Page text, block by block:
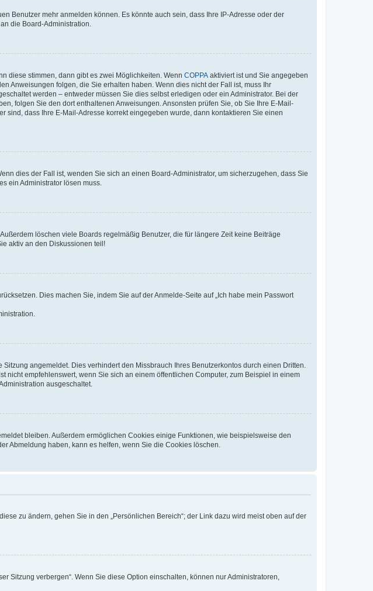
Benutzer mehr anmelden können. Es könnte auch sein, dass Ihre IP-Adresse oder der
die Board-Administration.
diese stimmen, dann gibt es zwei Möglichkeiten. Wenn COPPA aktiviert ist und Sie angegeben
Anweisungen folgen, die Sie erhalten haben. Wenn dies nicht der Fall ist, muss Ihr
werden – entweder müssen Sie dies selbst erledigen oder ein Administrator. Bei der
folgen Sie den dort enthaltenen Anweisungen. Ansonsten prüfen Sie, ob Sie Ihre E-Mail-
dass Ihre E-Mail-Adresse korrekt eingegeben wurde, dann kontaktieren Sie einen
dies der Fall ist, wenden Sie sich an einen Board-Administrator, um sicherzugehen, dass Sie
ein Administrator lösen muss.
löschen viele Boards regelmäßig Benutzer, die für längere Zeit keine Beiträge
aktiv an den Diskussionen teil!
Dies machen Sie, indem Sie auf der Anmelde-Seite auf „Ich habe mein Passwort
angemeldet. Dies verhindert den Missbrauch Ihres Benutzerkontos durch einen Dritten.
nicht empfehlenswert, wenn Sie sich an einem öffentlichen Computer, zum Beispiel in einem
ausgeschaltet.
bleiben. Außerdem ermöglichen Cookies einige Funktionen, wie beispielsweise den
Abmeldung haben, kann es helfen, wenn Sie die Cookies löschen.
zu ändern, gehen Sie in den „Persönlichen Bereich“; der Link dazu wird meist oben auf der
Sitzung verbergen“. Wenn Sie diese Option einschalten, können nur Administratoren,